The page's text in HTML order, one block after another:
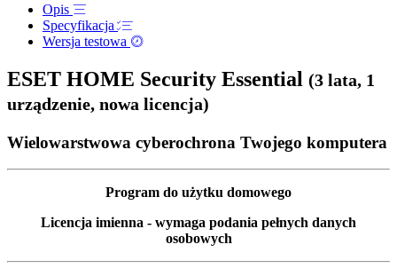
Opis
Specyfikacja
Wersja testowa
ESET HOME Security Essential (3 lata, 1
urządzenie, nowa licencja)
Wielowarstwowa cyberochrona Twojego komputera
Program do użytku domowego
Licencja imienna - wymaga podania pełnych danych
osobowych